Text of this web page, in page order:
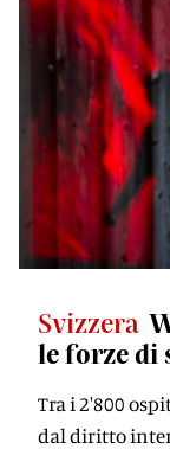
Svizzera
le forze di
Tra i 2'800
dal diritto